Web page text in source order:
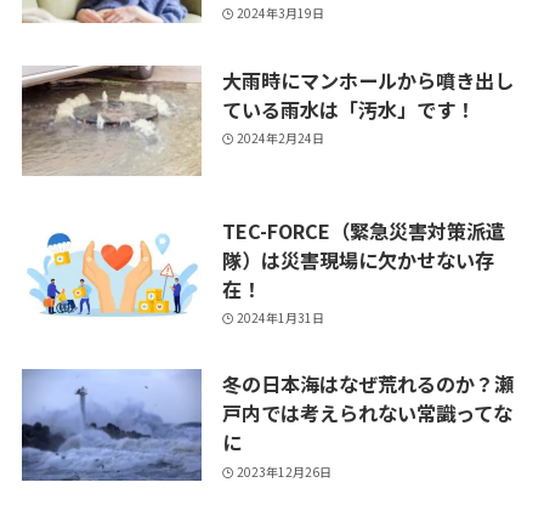
2024年3月19日
大雨時にマンホールから噴き出し
ている雨水は「汚水」です！
2024年2月24日
TEC-FORCE（緊急災害対策派遣
隊）は災害現場に欠かせない存
在！
2024年1月31日
冬の日本海はなぜ荒れるのか？瀬
戸内では考えられない常識ってな
に
2023年12月26日